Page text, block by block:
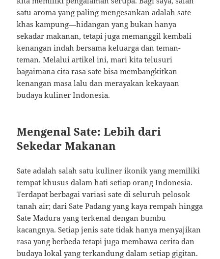
satu aroma yang paling mengesankan adalah sate
khas kampung—hidangan yang bukan hanya
sekadar makanan, tetapi juga memanggil kembali
kenangan indah bersama keluarga dan teman-
teman. Melalui artikel ini, mari kita telusuri
bagaimana cita rasa sate bisa membangkitkan
kenangan masa lalu dan merayakan kekayaan
budaya kuliner Indonesia.
Mengenal Sate: Lebih dari
Sekedar Makanan
Sate adalah salah satu kuliner ikonik yang memiliki
tempat khusus dalam hati setiap orang Indonesia.
Terdapat berbagai variasi sate di seluruh pelosok
tanah air; dari Sate Padang yang kaya rempah hingga
Sate Madura yang terkenal dengan bumbu
kacangnya. Setiap jenis sate tidak hanya menyajikan
rasa yang berbeda tetapi juga membawa cerita dan
budaya lokal yang terkandung dalam setiap gigitan.